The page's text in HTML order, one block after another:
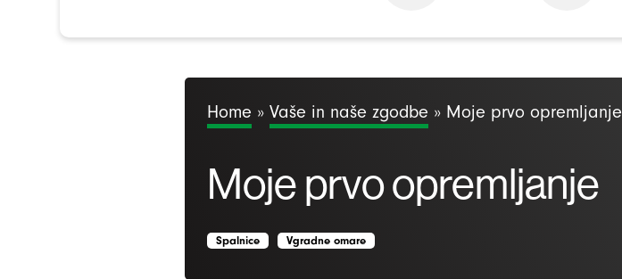
Home » Vaše in naše zgodbe » Moje prvo opremljanje
Moje prvo opremljanje
Spalnice Vgradne omare